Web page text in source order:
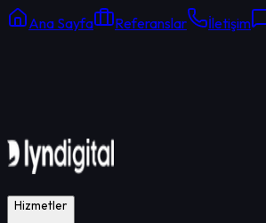
Ana Sayfa Referanslar İletişim
Hizmetler